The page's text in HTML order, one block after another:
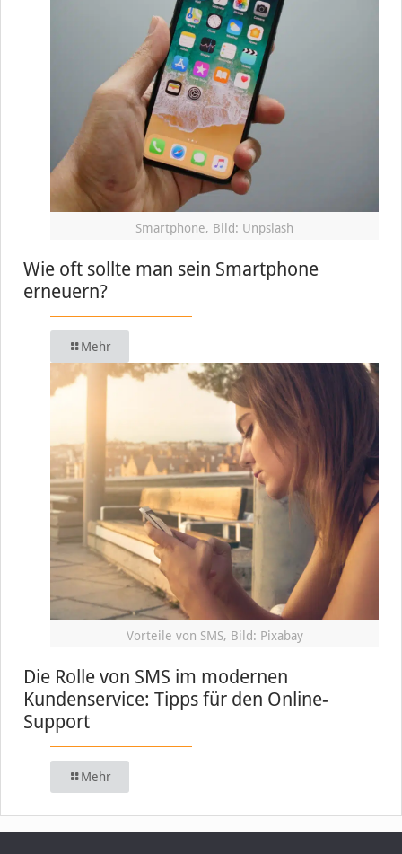
Smartphone, Bild: Unpslash
Wie oft sollte man sein Smartphone
erneuern?
Mehr
Vorteile von SMS, Bild: Pixabay
Die Rolle von SMS im modernen
Kundenservice: Tipps für den Online-
Support
Mehr